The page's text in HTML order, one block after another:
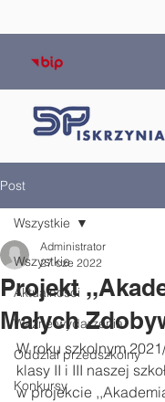
Post
Wszystkie
Aktualności
Ważne wydarzenia
Oddział przedszkolny
Konkursy
Wszystkie
Projekt
Małych
Administrator
27 cze 2022
W roku szkolnym
klasy II i III naszej
w projekcie